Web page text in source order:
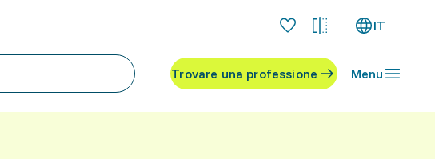
IT
Trovare una professione Menu